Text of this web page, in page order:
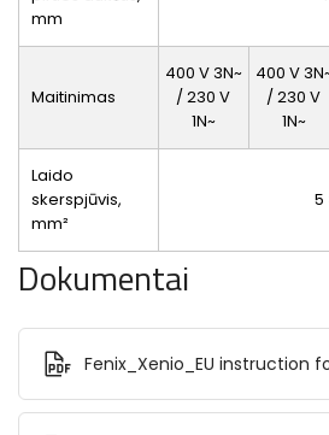
mm
Maitinimas
400 V 3N~
/ 230 V
1N~
400 V
/ 230 V
1N~
Laido
skerspjūvis,
mm²
5
Dokumentai
Fenix_Xenio_EU instruction
Use.pdf